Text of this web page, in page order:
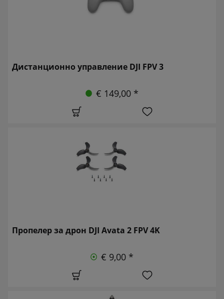
Дистанционно управление DJI FPV 3
€ 149,00 *
Пропелер за дрон DJI Avata 2 FPV 4K
€ 9,00 *